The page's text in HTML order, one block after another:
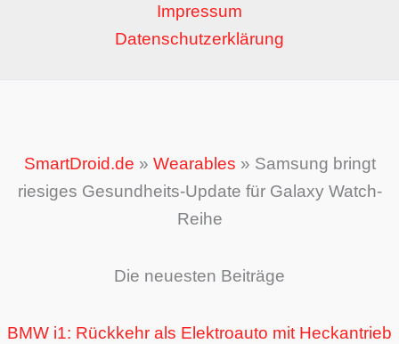
Impressum
Datenschutzerklärung
SmartDroid.de » Wearables » Samsung bringt
riesiges Gesundheits-Update für Galaxy Watch-
Reihe
Die neuesten Beiträge
BMW i1: Rückkehr als Elektroauto mit Heckantrieb